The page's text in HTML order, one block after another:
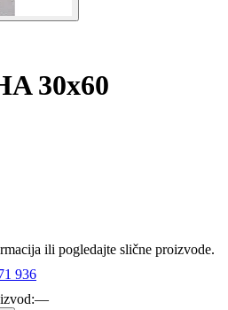
30x60
ili pogledajte slične proizvode.
936
—